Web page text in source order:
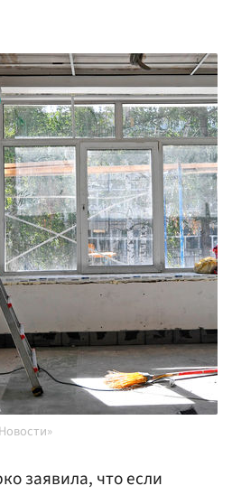
заявила, что если